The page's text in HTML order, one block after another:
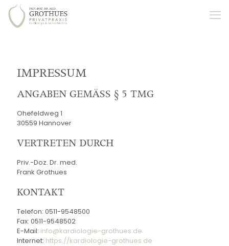
IMPRESSUM
ANGABEN GEMÄSS § 5 TMG
Ohefeldweg 1
30559 Hannover
VERTRETEN DURCH
Priv.-Doz. Dr. med.
Frank Grothues
KONTAKT
Telefon: 0511-9548500
Fax: 0511-9548502
E-Mail: info@kardiologie-grothues.de
Internet: https://kardiologie-grothues.de